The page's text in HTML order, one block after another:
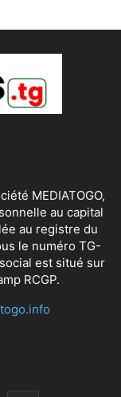
MEDIATOGO,
au capital
au registre du
le numéro TG-
est situé sur
RCGP.